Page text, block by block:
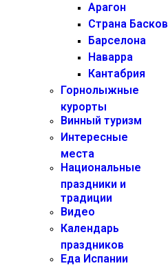
Арагон
Страна Басков
Барселона
Наварра
Кантабрия
Горнолыжные
курорты
Винный туризм
Интересные
места
Национальные
праздники и
традиции
Видео
Календарь
праздников
Еда Испании